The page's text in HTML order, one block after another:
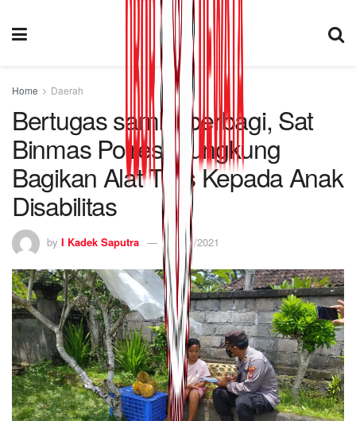
Home Daerah
Bertugas sambil berbagi, Sat
Binmas Polres Klungkung
Bagikan Alat Tulis Kepada Anak
Disabilitas
by I Kadek Saputra 03/11/2021